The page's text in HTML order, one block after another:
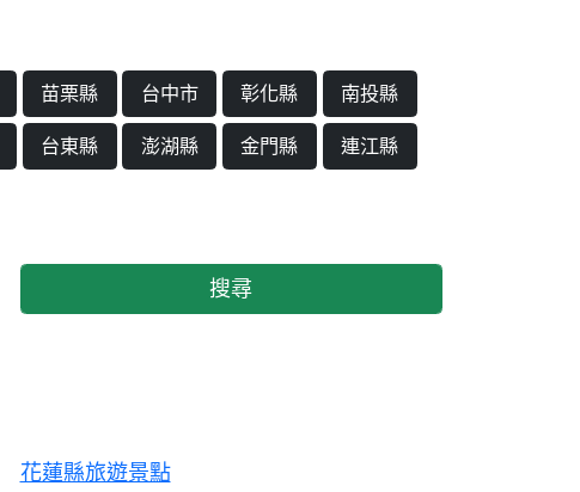
苗栗縣 台中市 彰化縣
南投縣
台東縣 澎湖縣 金門縣 連江縣
搜尋
花蓮縣旅遊景點